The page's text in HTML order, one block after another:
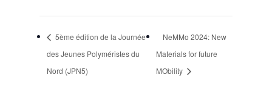
5ème édition de la Journée
des Jeunes Polyméristes du
Nord (JPN5)
NeMMo 2024: New
Materials for future
MObility